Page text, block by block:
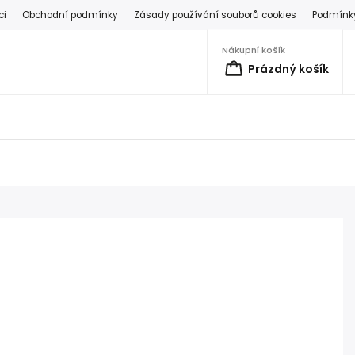
Obchodní podmínky Zásady používání souborů cookies
Nákupní košík
Prázdný košík